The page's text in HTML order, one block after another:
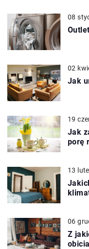
08
02
Jak
19
Jak
porę
13
06
Z